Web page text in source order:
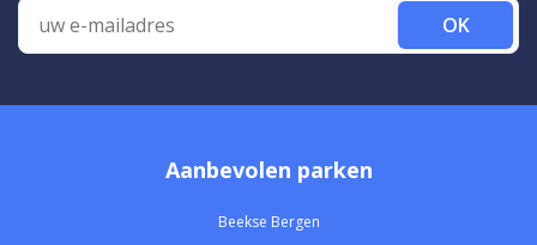
OK
Aanbevolen parken
Beekse Bergen